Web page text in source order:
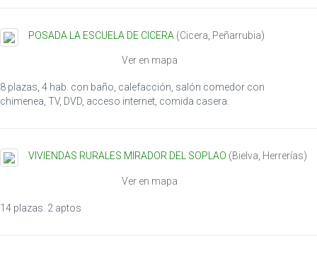
POSADA LA ESCUELA DE CICERA (Cicera Peñarrubia)
Ver en mapa
8 plazas, 4 hab. con baño, calefacción, salón comedor con
chimenea, TV, DVD, acceso internet, comida casera.
VIVIENDAS RURALES MIRADOR DEL SOPLAO (Bielva, Herrerías)
Ver en mapa
14 plazas. 2 aptos